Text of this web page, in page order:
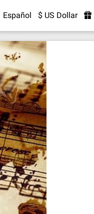
Español $ US Dollar